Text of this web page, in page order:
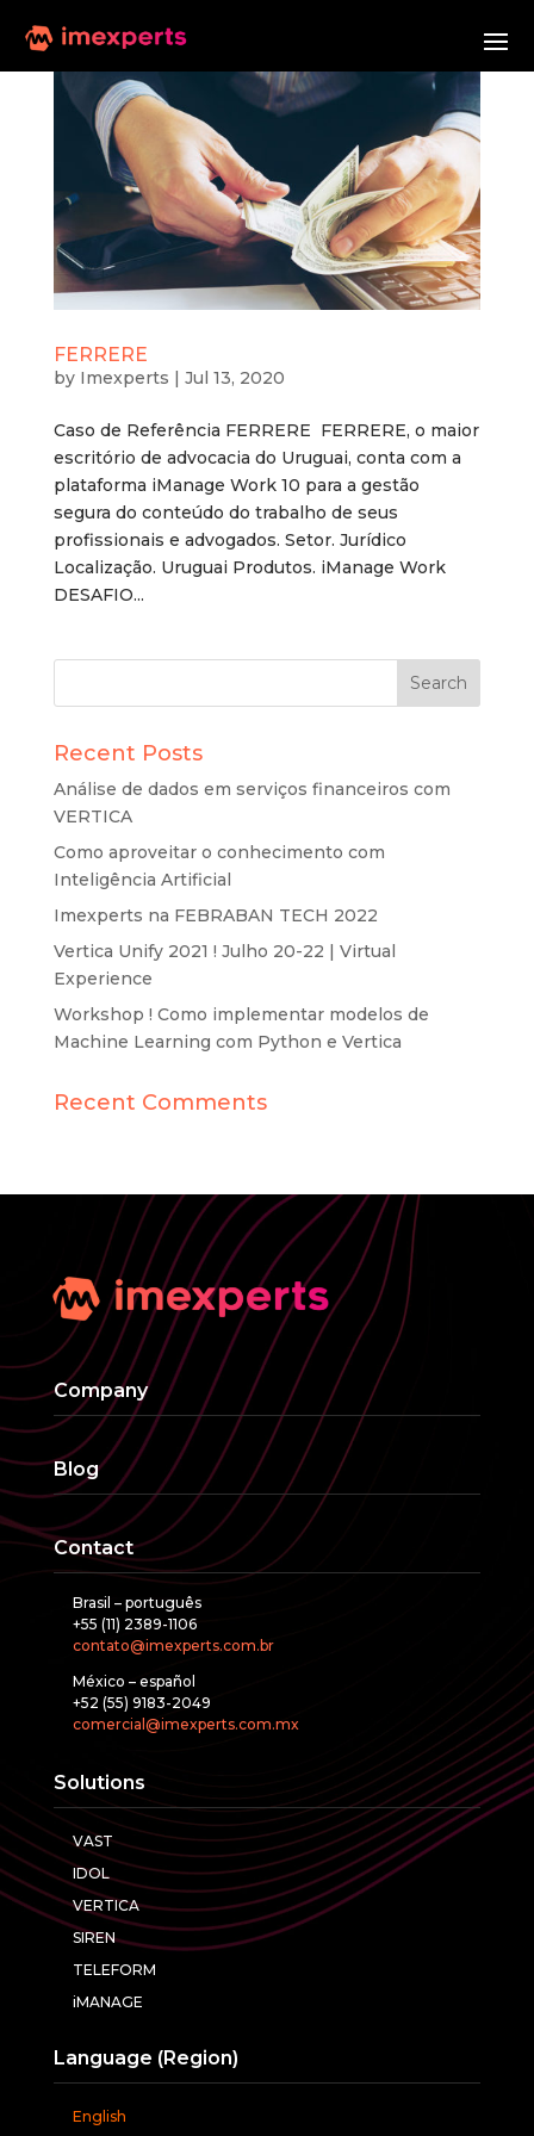
FERRERE
by Imexperts | Jul 13, 2020
Caso de Referência FERRERE FERRERE, o maior
escritório de advocacia do Uruguai, conta com a
plataforma iManage Work 10 para a gestão
segura do conteúdo do trabalho de seus
profissionais e advogados. Setor. Jurídico
Localização. Uruguai Produtos. iManage Work
DESAFIO...
Recent Posts
Análise de dados em serviços financeiros com
VERTICA
Como aproveitar o conhecimento com
Inteligência Artificial
Imexperts na FEBRABAN TECH 2022
Vertica Unify 2021 ! Julho 20-22 | Virtual
Experience
Workshop ! Como implementar modelos de
Machine Learning com Python e Vertica
Recent Comments
Company
Blog
Contact
Brasil – português
+55 (11) 2389-1106
contato@imexperts.com.br
México – español
+52 (55) 9183-2049
comercial@imexperts.com.mx
Solutions
VAST
IDOL
VERTICA
SIREN
TELEFORM
iMANAGE
Language (Region)
English